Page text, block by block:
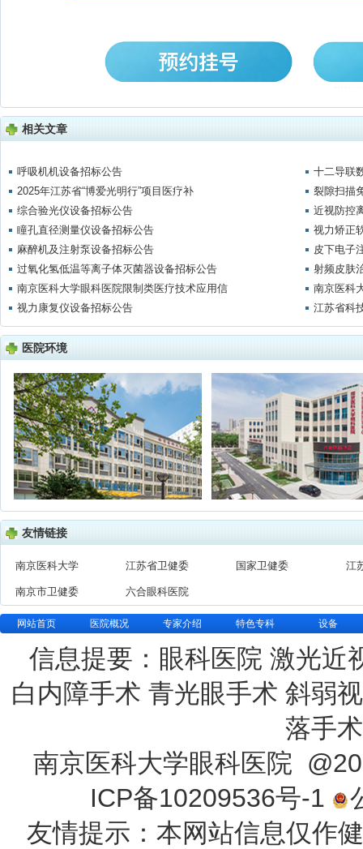
相关文章
呼吸机机设备招标公告
十二导联
2025年江苏省“博爱光明行”项目医疗补
裂隙扫描
综合验光仪设备招标公告
近视防控
瞳孔直径测量仪设备招标公告
视力矫正
麻醉机及注射泵设备招标公告
皮下电子
过氧化氢低温等离子体灭菌器设备招标公告
射频皮肤
南京医科大学眼科医院限制类医疗技术应用信
南京医科
视力康复仪设备招标公告
江苏省科
医院环境
友情链接
南京医科大学 江苏省卫健委 国家卫健委 江
南京市卫健委 六合眼科医院
网站首页 医院概况 专家介绍 特色专科 设备
信息提要：眼科医院 激光近
白内障手术 青光眼手术 斜弱
落手
南京医科大学眼科医院
ICP备10209536号-1
友情提示：本网站信息仅作